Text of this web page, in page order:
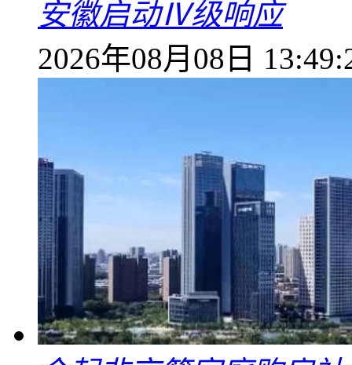
安徽启动Ⅳ级响应
2026年08月08日